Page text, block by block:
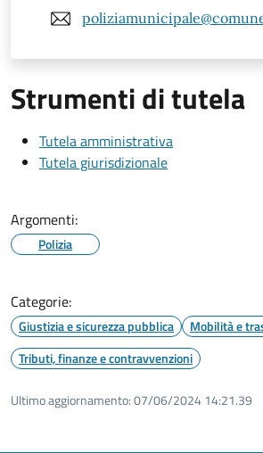
Strumenti di tutela
Tutela amministrativa
Tutela giurisdizionale
Argomenti:
Polizia
Categorie:
Giustizia e sicurezza pubblica
Mobilità e
Tributi, finanze e contravvenzioni
Ultimo aggiornamento:07/06/2024 14:21.39